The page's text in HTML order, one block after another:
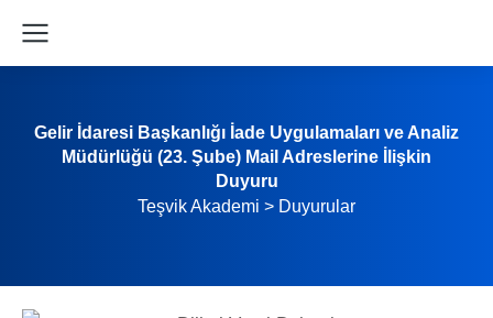
Gelir İdaresi Başkanlığı İade Uygulamaları ve Analiz
Müdürlüğü (23. Şube) Mail Adreslerine İlişkin
Duyuru
Teşvik Akademi > Duyurular